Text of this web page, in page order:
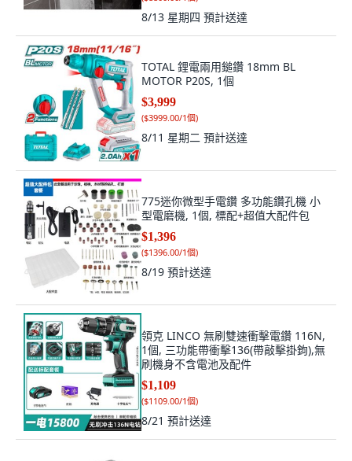
8/13 星期四 預計送達
TOTAL 鋰電兩用鎚鑽 18mm BL
MOTOR P20S, 1個
$3,999
($3999.00/1個)
8/11 星期二 預計送達
775迷你微型手電鑽 多功能鑽孔機 小
型電磨機, 1個, 標配+超值大配件包
$1,396
($1396.00/1個)
8/19 預計送達
領克 LINCO 無刷雙速衝擊電鑽 116N,
1個, 三功能帶衝擊136(帶敲擊掛鉤),無
刷機身不含電池及配件
$1,109
($1109.00/1個)
8/21 預計送達